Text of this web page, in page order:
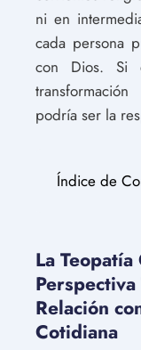
ni en
cada persona
con Dios. Si
podría ser la
Índice de
La
Relación
Cotidiana